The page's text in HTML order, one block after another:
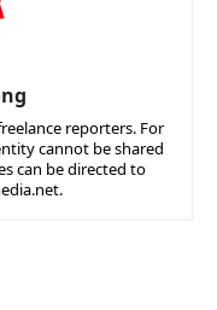
reporters. For
cannot be shared
can be directed to